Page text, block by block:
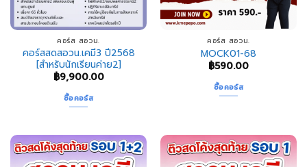
คอร์ส สอวน.
คอร์สสดสอวน.เคมี3 ปี2568
[สำหรับนักเรียนค่าย2]
฿9,900.00
ซื้อคอร์ส
คอร์ส สอวน.
MOCK01-68
฿590.00
ซื้อคอร์ส